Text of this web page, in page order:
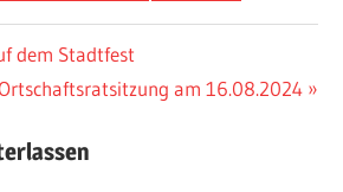
dem Stadtfest
am 16.08.2024